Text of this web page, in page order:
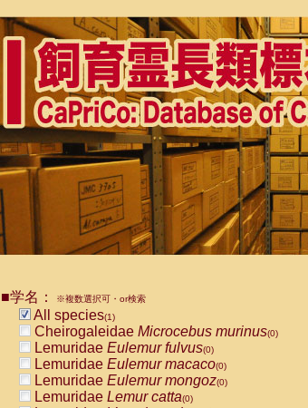
■学名： ※複数選択可・or検索
All species(1)
Cheirogaleidae Microcebus murinus(0)
Lemuridae Eulemur fulvus(0)
Lemuridae Eulemur macaco(0)
Lemuridae Eulemur mongoz(0)
Lemuridae Lemur catta(0)